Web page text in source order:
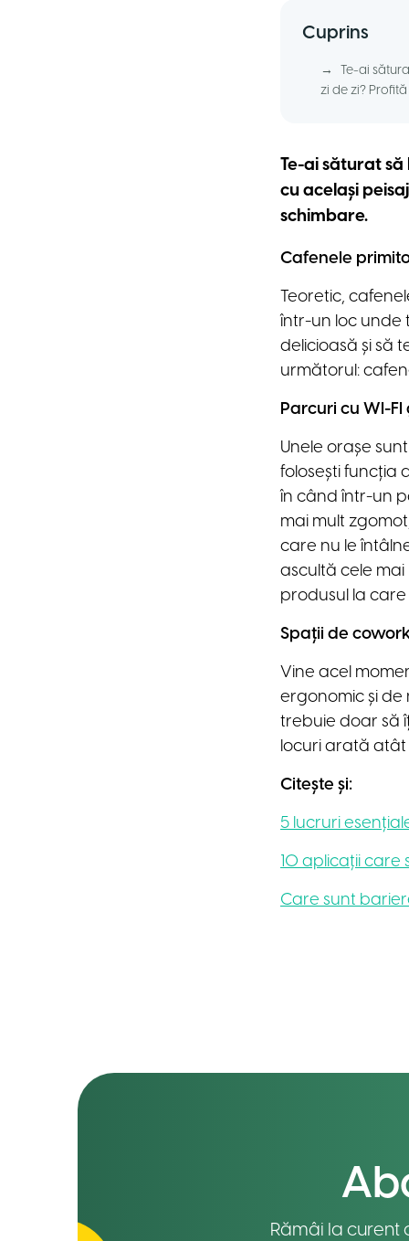
Cuprins
→
Te-ai
zi de zi?
Te-ai săturat
cu același
schimbare.
Cafenele
Teoretic,
într-un loc unde
delicioasă și să
următorul:
Parcuri cu WI-
Unele orașe
folosești funcția
în când într-un
mai mult
care nu le
ascultă cele mai
produsul la
Spații de
Vine acel
ergonomic și de
trebuie doar să
locuri arată atât
Citește și:
5 lucruri
10 aplicații care
Care sunt
Rămâi la curent